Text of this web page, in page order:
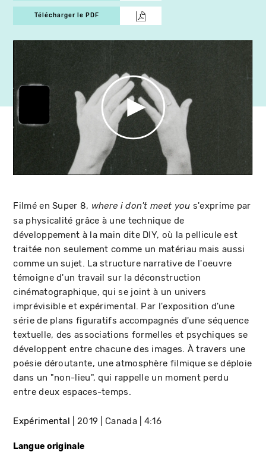
Télécharger le PDF
Filmé en Super 8, where i don't meet you s'exprime par
sa physicalité grâce à une technique de
développement à la main dite DIY, où la pellicule est
traitée non seulement comme un matériau mais aussi
comme un sujet. La structure narrative de l'oeuvre
témoigne d'un travail sur la déconstruction
cinématographique, qui se joint à un univers
imprévisible et expérimental. Par l'exposition d'une
série de plans figuratifs accompagnés d'une séquence
textuelle, des associations formelles et psychiques se
développent entre chacune des images. À travers une
poésie déroutante, une atmosphère filmique se déploie
dans un "non-lieu", qui rappelle un moment perdu
entre deux espaces-temps.
Expérimental 2019 Canada 4:16
Langue originale